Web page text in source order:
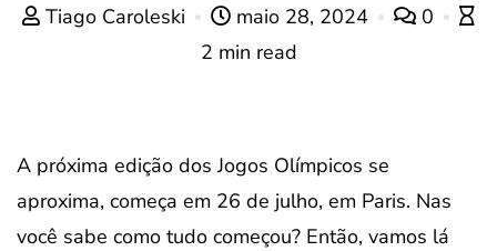
Tiago Caroleski maio 28, 2024
0
2 min read
A próxima edição dos Jogos Olímpicos se
aproxima, começa em 26 de julho, em Paris. Nas
você sabe como tudo começou? Então, vamos lá